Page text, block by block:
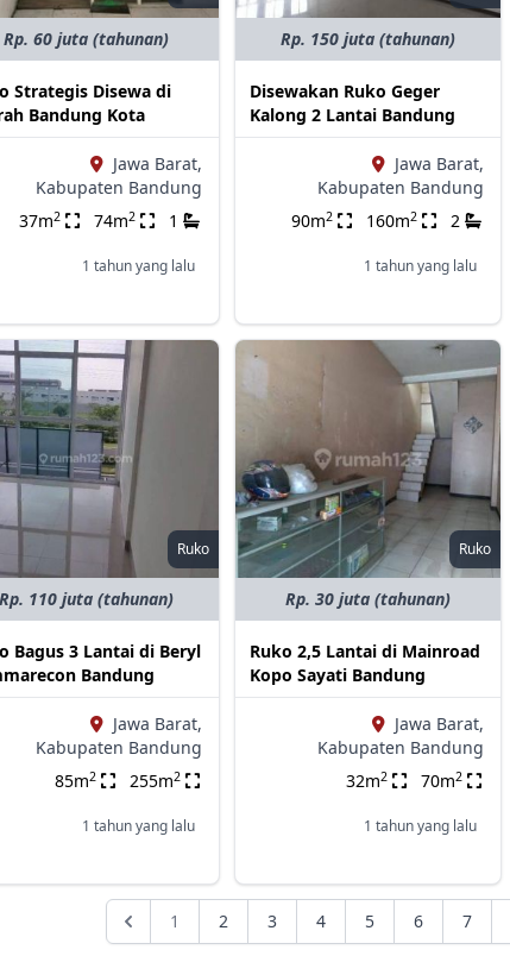
Rp. 60 juta (tahunan)
Strategis Disewa di
Bandung Kota
Jawa Barat,
Kabupaten Bandung
37m2 74m2 1
1 tahun yang lalu
Rp. 150 juta (tahunan)
Disewakan Ruko Geger
Kalong 2 Lantai Bandung
Jawa Barat,
Kabupaten Bandung
90m2 160m2 2
1 tahun yang lalu
Ruko
Rp. 110 juta (tahunan)
Bagus 3 Lantai di Beryl
Bandung
Jawa Barat,
Kabupaten Bandung
85m2 255m2
1 tahun yang lalu
Ruko
Rp. 30 juta (tahunan)
Ruko 2,5 Lantai di Mainroad
Kopo Sayati Bandung
Jawa Barat,
Kabupaten Bandung
32m2 70m2
1 tahun yang lalu
1 2 3 4 5 6 7